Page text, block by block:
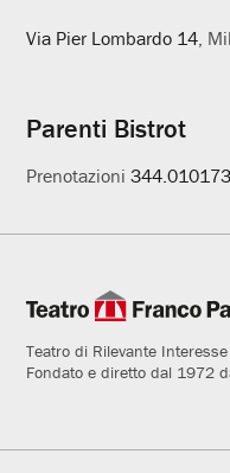
Via Pier Lombardo 14,
Parenti Bistrot
Prenotazioni
Teatro di Rilevante
Fondato e diretto dal 1972